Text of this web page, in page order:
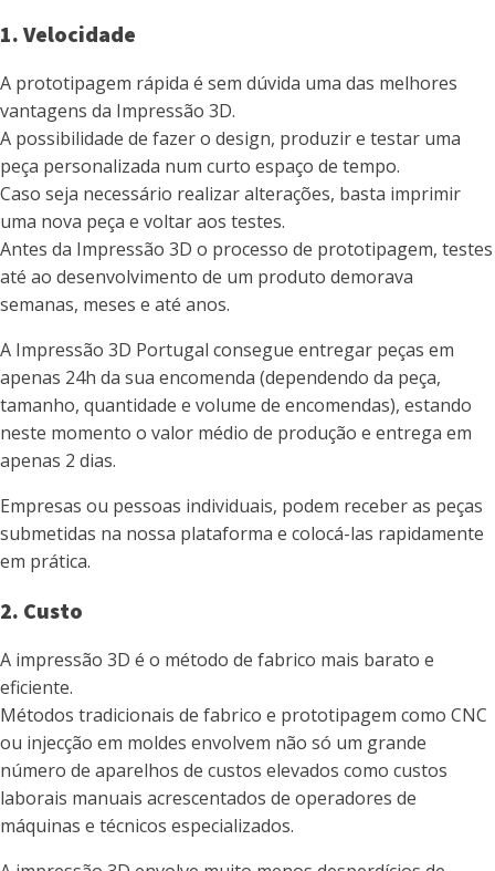
1. Velocidade
A prototipagem rápida é sem dúvida uma das melhores
vantagens da Impressão 3D.
A possibilidade de fazer o design, produzir e testar uma
peça personalizada num curto espaço de tempo.
Caso seja necessário realizar alterações, basta imprimir
uma nova peça e voltar aos testes.
Antes da Impressão 3D o processo de prototipagem, testes
até ao desenvolvimento de um produto demorava
semanas, meses e até anos.
A Impressão 3D Portugal consegue entregar peças em
apenas 24h da sua encomenda (dependendo da peça,
tamanho, quantidade e volume de encomendas), estando
neste momento o valor médio de produção e entrega em
apenas 2 dias.
Empresas ou pessoas individuais, podem receber as peças
submetidas na nossa plataforma e colocá-las rapidamente
em prática.
2. Custo
A impressão 3D é o método de fabrico mais barato e
eficiente.
Métodos tradicionais de fabrico e prototipagem como CNC
ou injecção em moldes envolvem não só um grande
número de aparelhos de custos elevados como custos
laborais manuais acrescentados de operadores de
máquinas e técnicos especializados.